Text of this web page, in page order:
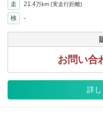
走 21.4万km (実走行距離)
検
-
お問い合
詳